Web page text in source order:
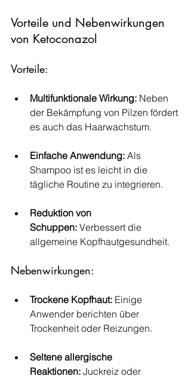
Vorteile und Nebenwirkungen
von Ketoconazol
Vorteile:
Multifunktionale Wirkung: Neben
der Bekämpfung von Pilzen fördert
es auch das Haarwachstum.
Einfache Anwendung: Als
Shampoo ist es leicht in die
tägliche Routine zu integrieren.
Reduktion von
Schuppen: Verbessert die
allgemeine Kopfhautgesundheit.
Nebenwirkungen:
Trockene Kopfhaut: Einige
Anwender berichten über
Trockenheit oder Reizungen.
Seltene allergische
Reaktionen: Juckreiz oder